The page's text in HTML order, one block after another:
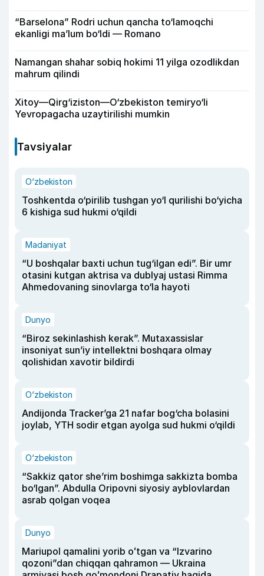
“Barselona” Rodri uchun qancha to‘lamoqchi
ekanligi ma’lum bo‘ldi — Romano
Namangan shahar sobiq hokimi 11 yilga ozodlikdan
mahrum qilindi
Xitoy—Qirg‘iziston—O‘zbekiston temiryo‘li
Yevropagacha uzaytirilishi mumkin
Tavsiyalar
O‘zbekiston
Toshkentda o‘pirilib tushgan yo‘l qurilishi bo‘yicha
6 kishiga sud hukmi o‘qildi
Madaniyat
“U boshqalar baxti uchun tug‘ilgan edi”. Bir umr
otasini kutgan aktrisa va dublyaj ustasi Rimma
Ahmedovaning sinovlarga to‘la hayoti
Dunyo
“Biroz sekinlashish kerak”. Mutaxassislar
insoniyat sun’iy intellektni boshqara olmay
qolishidan xavotir bildirdi
O‘zbekiston
Andijonda Tracker’ga 21 nafar bog‘cha bolasini
joylab, YTH sodir etgan ayolga sud hukmi o‘qildi
O‘zbekiston
“Sakkiz qator she’rim boshimga sakkizta bomba
bo‘lgan”. Abdulla Oripovni siyosiy ayblovlardan
asrab qolgan voqea
Dunyo
Mariupol qamalini yorib oʻtgan va “Izvarino
qozoni”dan chiqqan qahramon — Ukraina